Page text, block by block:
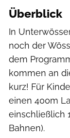
Überblick
In
noch der
dem
kommen an
kurz! Für
einen 400m
einschließlich
Bahnen).